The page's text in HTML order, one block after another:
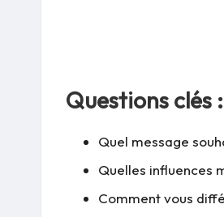
Questions clés :
Quel message
Quelles influences
Comment vous